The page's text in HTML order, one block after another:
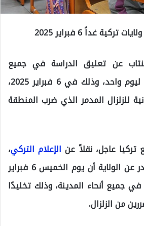
عن تعليق الدراسة في جميع
المؤسسات التعليمية ليوم واحد، وذلك في 6 فبراير 2025،
للزلزال المدمر الذي ضرب المنطقة
عاجل، نقلاً عن الإعلام التركي،
فقد جاء في بيان صادر عن الولاية أن يوم الخميس 6 فبراير
جميع أنحاء المدينة، وذلك تخليدًا
من الزلزال.